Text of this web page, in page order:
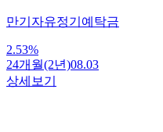
만기자유정기예탁금
2.53%
24개월(2년)08.03
상세보기